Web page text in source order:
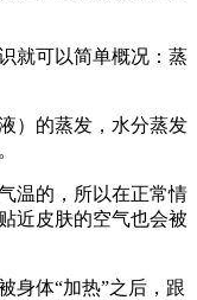
就可以简单概况：蒸
）的蒸发，水分蒸发
温的，所以在正常情
近皮肤的空气也会被
身体“加热”之后，跟